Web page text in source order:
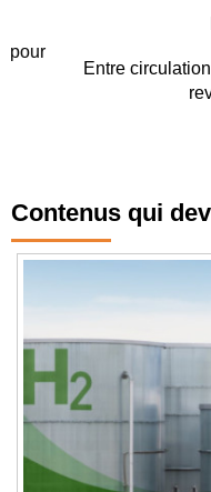
Entre circulation,
Contenus qui